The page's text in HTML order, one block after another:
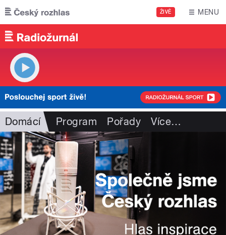
Přejít k hlavnímu obsahu
ŽIVĚ MENU
Domácí Program Pořady Více…